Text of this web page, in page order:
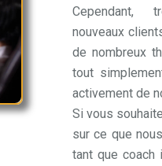
Cependant,
nouveaux
de nombreux
tout
activement de
Si vous
sur ce que
tant que coach